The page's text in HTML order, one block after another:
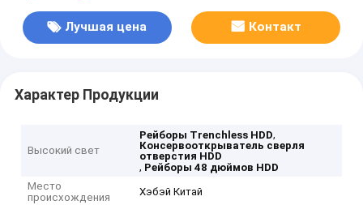
Лучшая цена Контакт
Характер Продукции
Высокий свет
Рейборы Trenchless HDD,
Консервооткрыватель сверля
отверстия HDD
, Рейборы 48 дюймов HDD
Место
происхождения
Хэбэй Китай